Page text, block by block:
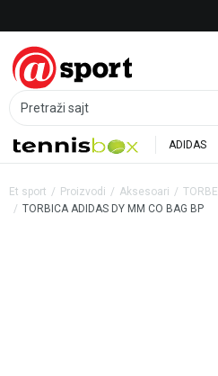
Pretraži sajt
ADIDAS
Et sport Proizvodi Aksesoari
TORBE
TORBICA ADIDAS DY MM CO BAG BP